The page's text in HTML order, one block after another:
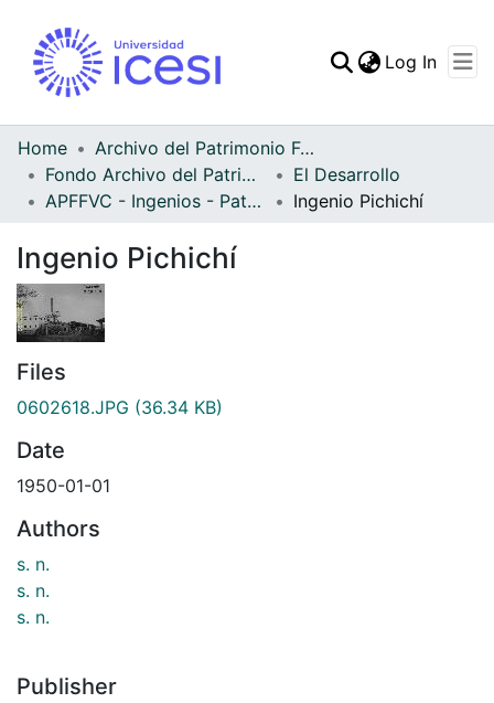
Statistics
Log In
Home
Archivo del Patrimonio Fotográfico y Fílmico del Valle del Cauca
Fondo Archivo del Patrimonio Fotográfico y Fílmico del Valle del Cauca
El Desarrollo
APFFVC - Ingenios - Patrimonial
Ingenio Pichichí
Ingenio Pichichí
Files
0602618.JPG (36.34 KB)
Date
1950-01-01
Authors
s. n.
s. n.
s. n.
Publisher